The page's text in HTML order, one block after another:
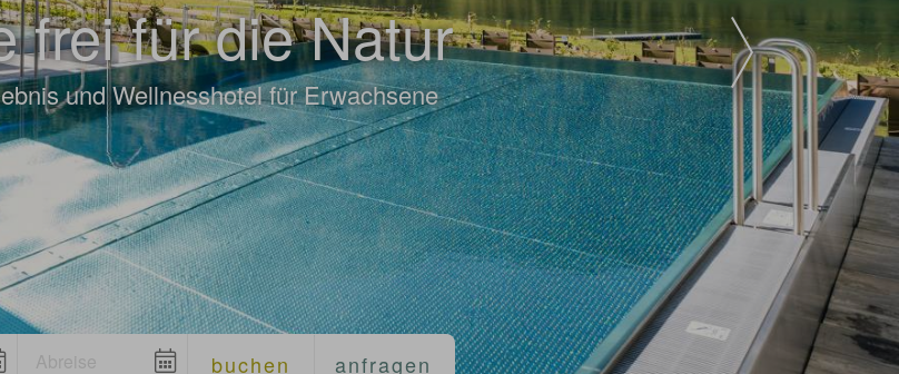
frei für die Natur
und Wellnesshotel für Erwachsene